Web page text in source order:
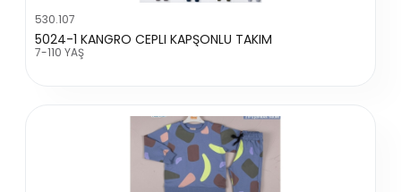
530.107
5024-1 KANGRO CEPLI KAPŞONLU TAKIM
7-110 YAŞ